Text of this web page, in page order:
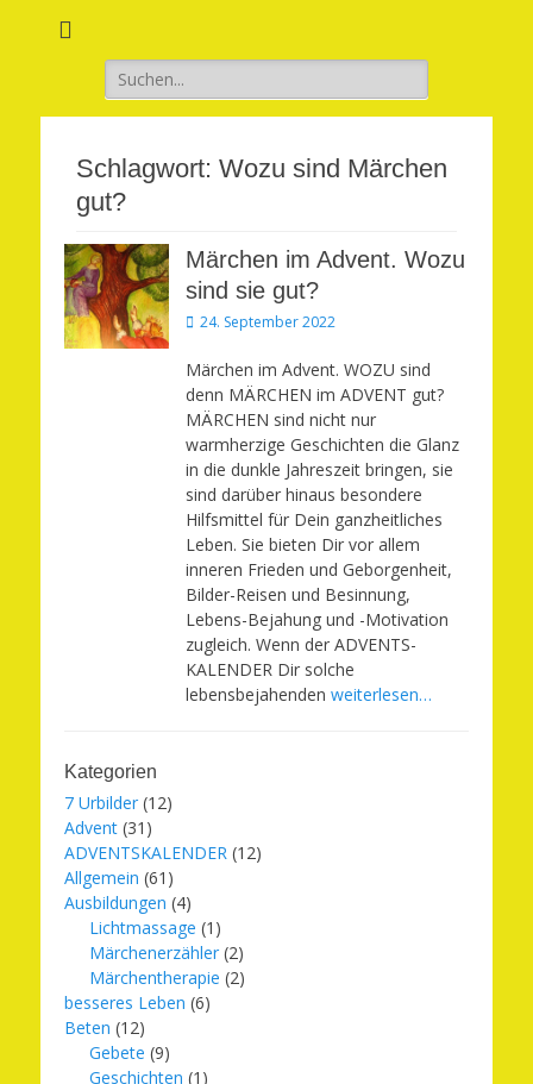
Suchen
nach:
Schlagwort: Wozu sind Märchen
gut?
Märchen im Advent. Wozu
sind sie gut?
Veröffentlicht
24. September 2022
Märchen im Advent. WOZU sind
denn MÄRCHEN im ADVENT gut?
MÄRCHEN sind nicht nur
warmherzige Geschichten die Glanz
in die dunkle Jahreszeit bringen, sie
sind darüber hinaus besondere
Hilfsmittel für Dein ganzheitliches
Leben. Sie bieten Dir vor allem
inneren Frieden und Geborgenheit,
Bilder-Reisen und Besinnung,
Lebens-Bejahung und -Motivation
zugleich. Wenn der ADVENTS-
KALENDER Dir solche
lebensbejahenden weiterlesen…
Kategorien
7 Urbilder (12)
Advent (31)
ADVENTSKALENDER (12)
Allgemein (61)
Ausbildungen (4)
Lichtmassage (1)
Märchenerzähler (2)
Märchentherapie (2)
besseres Leben (6)
Beten (12)
Gebete (9)
Geschichten (1)